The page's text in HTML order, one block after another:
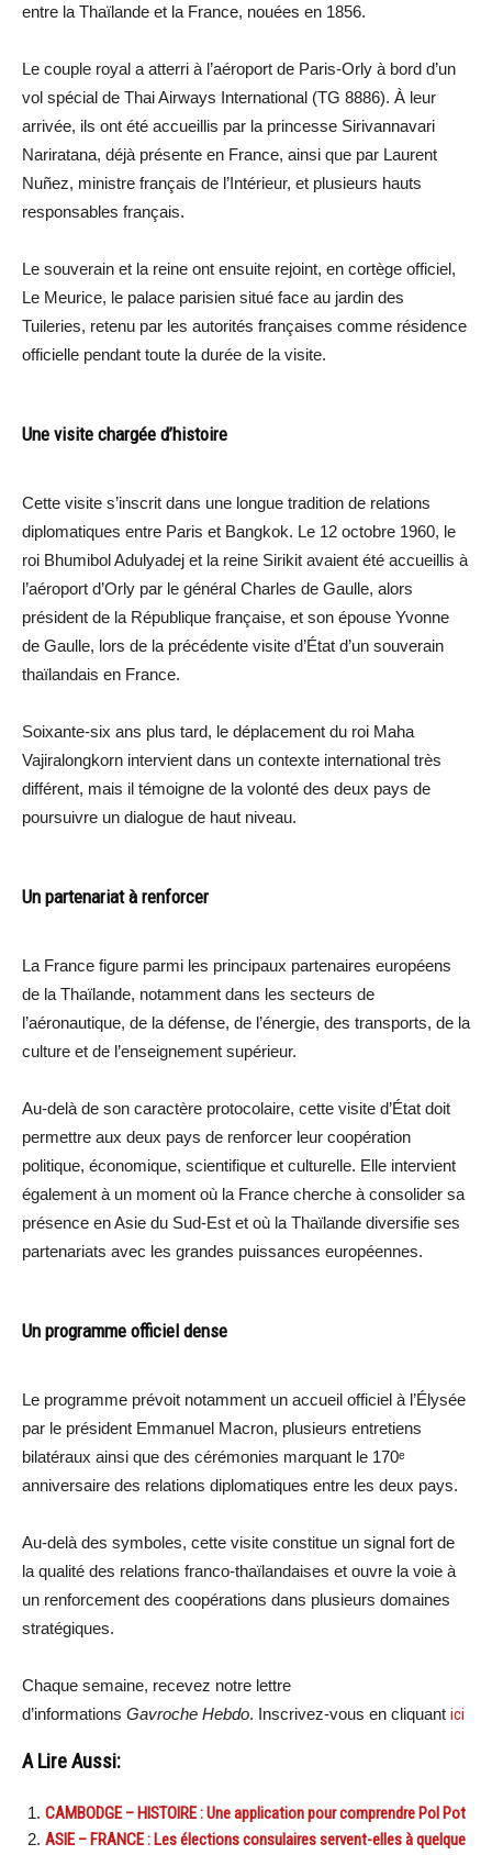
entre la Thaïlande et la France, nouées en 1856.
Le couple royal a atterri à l’aéroport de Paris-Orly à bord d’un
vol spécial de Thai Airways International (TG 8886). À leur
arrivée, ils ont été accueillis par la princesse Sirivannavari
Nariratana, déjà présente en France, ainsi que par Laurent
Nuñez, ministre français de l’Intérieur, et plusieurs hauts
responsables français.
Le souverain et la reine ont ensuite rejoint, en cortège officiel,
Le Meurice, le palace parisien situé face au jardin des
Tuileries, retenu par les autorités françaises comme résidence
officielle pendant toute la durée de la visite.
Une visite chargée d’histoire
Cette visite s’inscrit dans une longue tradition de relations
diplomatiques entre Paris et Bangkok. Le 12 octobre 1960, le
roi Bhumibol Adulyadej et la reine Sirikit avaient été accueillis à
l’aéroport d’Orly par le général Charles de Gaulle, alors
président de la République française, et son épouse Yvonne
de Gaulle, lors de la précédente visite d’État d’un souverain
thaïlandais en France.
Soixante-six ans plus tard, le déplacement du roi Maha
Vajiralongkorn intervient dans un contexte international très
différent, mais il témoigne de la volonté des deux pays de
poursuivre un dialogue de haut niveau.
Un partenariat à renforcer
La France figure parmi les principaux partenaires européens
de la Thaïlande, notamment dans les secteurs de
l’aéronautique, de la défense, de l’énergie, des transports, de la
culture et de l’enseignement supérieur.
Au-delà de son caractère protocolaire, cette visite d’État doit
permettre aux deux pays de renforcer leur coopération
politique, économique, scientifique et culturelle. Elle intervient
également à un moment où la France cherche à consolider sa
présence en Asie du Sud-Est et où la Thaïlande diversifie ses
partenariats avec les grandes puissances européennes.
Un programme officiel dense
Le programme prévoit notamment un accueil officiel à l’Élysée
par le président Emmanuel Macron, plusieurs entretiens
bilatéraux ainsi que des cérémonies marquant le 170ᵉ
anniversaire des relations diplomatiques entre les deux pays.
Au-delà des symboles, cette visite constitue un signal fort de
la qualité des relations franco-thaïlandaises et ouvre la voie à
un renforcement des coopérations dans plusieurs domaines
stratégiques.
Chaque semaine, recevez notre lettre
d’informations Gavroche Hebdo. Inscrivez-vous en cliquant ici
A Lire Aussi:
CAMBODGE – HISTOIRE : Une application pour comprendre Pol Pot
ASIE – FRANCE : Les élections consulaires servent-elles à quelque